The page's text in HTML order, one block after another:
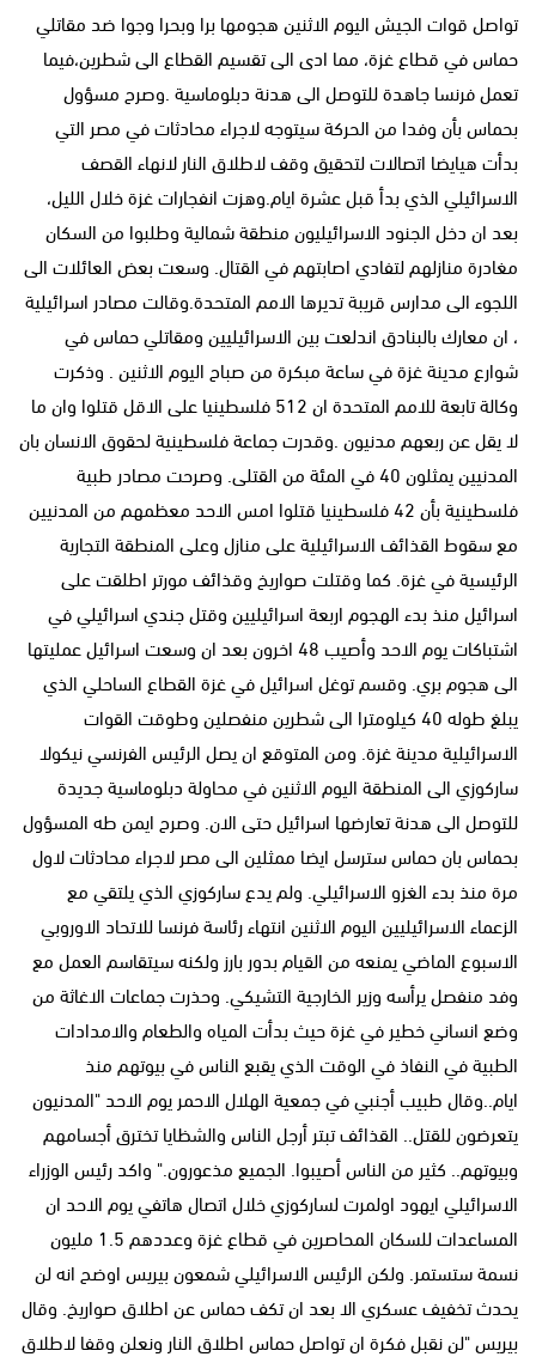
تواصل قوات الجيش اليوم الاثنين هجومها برا وبحرا وجوا ضد مقاتلي
حماس في قطاع غزة، مما ادى الى تقسيم القطاع الى شطرين،فيما
تعمل فرنسا جاهدة للتوصل الى هدنة دبلوماسية .وصرح مسؤول
بحماس بأن وفدا من الحركة سيتوجه لاجراء محادثات في مصر التي
بدأت هيايضا اتصالات لتحقيق وقف لاطلاق النار لانهاء القصف
الاسرائيلي الذي بدأ قبل عشرة ايام.وهزت انفجارات غزة خلال الليل،
بعد ان دخل الجنود الاسرائيليون منطقة شمالية وطلبوا من السكان
مغادرة منازلهم لتفادي اصابتهم في القتال. وسعت بعض العائلات الى
اللجوء الى مدارس قريبة تديرها الامم المتحدة.وقالت مصادر اسرائيلية
، ان معارك بالبنادق اندلعت بين الاسرائيليين ومقاتلي حماس في
شوارع مدينة غزة في ساعة مبكرة من صباح اليوم الاثنين . وذكرت
وكالة تابعة للامم المتحدة ان 512 فلسطينيا على الاقل قتلوا وان ما
لا يقل عن ربعهم مدنيون .وقدرت جماعة فلسطينية لحقوق الانسان بان
المدنيين يمثلون 40 في المئة من القتلى. وصرحت مصادر طبية
فلسطينية بأن 42 فلسطينيا قتلوا امس الاحد معظمهم من المدنيين
مع سقوط القذائف الاسرائيلية على منازل وعلى المنطقة التجارية
الرئيسية في غزة. كما وقتلت صواريخ وقذائف مورتر اطلقت على
اسرائيل منذ بدء الهجوم اربعة اسرائيليين وقتل جندي اسرائيلي في
اشتباكات يوم الاحد وأصيب 48 اخرون بعد ان وسعت اسرائيل عمليتها
الى هجوم بري. وقسم توغل اسرائيل في غزة القطاع الساحلي الذي
يبلغ طوله 40 كيلومترا الى شطرين منفصلين وطوقت القوات
الاسرائيلية مدينة غزة. ومن المتوقع ان يصل الرئيس الفرنسي نيكولا
ساركوزي الى المنطقة اليوم الاثنين في محاولة دبلوماسية جديدة
للتوصل الى هدنة تعارضها اسرائيل حتى الان. وصرح ايمن طه المسؤول
بحماس بان حماس سترسل ايضا ممثلين الى مصر لاجراء محادثات لاول
مرة منذ بدء الغزو الاسرائيلي. ولم يدع ساركوزي الذي يلتقي مع
الزعماء الاسرائيليين اليوم الاثنين انتهاء رئاسة فرنسا للاتحاد الاوروبي
الاسبوع الماضي يمنعه من القيام بدور بارز ولكنه سيتقاسم العمل مع
وفد منفصل يرأسه وزير الخارجية التشيكي. وحذرت جماعات الاغاثة من
وضع انساني خطير في غزة حيث بدأت المياه والطعام والامدادات
الطبية في النفاذ في الوقت الذي يقبع الناس في بيوتهم منذ
ايام..وقال طبيب أجنبي في جمعية الهلال الاحمر يوم الاحد "المدنيون
يتعرضون للقتل.. القذائف تبتر أرجل الناس والشظايا تخترق أجسامهم
وبيوتهم.. كثير من الناس أصيبوا. الجميع مذعورون." واكد رئيس الوزراء
الاسرائيلي ايهود اولمرت لساركوزي خلال اتصال هاتفي يوم الاحد ان
المساعدات للسكان المحاصرين في قطاع غزة وعددهم 1.5 مليون
نسمة ستستمر. ولكن الرئيس الاسرائيلي شمعون بيريس اوضح انه لن
يحدث تخفيف عسكري الا بعد ان تكف حماس عن اطلاق صواريخ. وقال
بيريس "لن نقبل فكرة ان تواصل حماس اطلاق النار ونعلن وقفا لاطلاق